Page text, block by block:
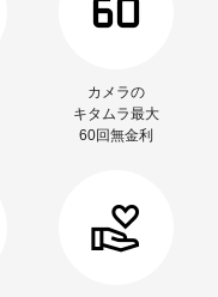
カメラの
キタムラ最大
60回無金利